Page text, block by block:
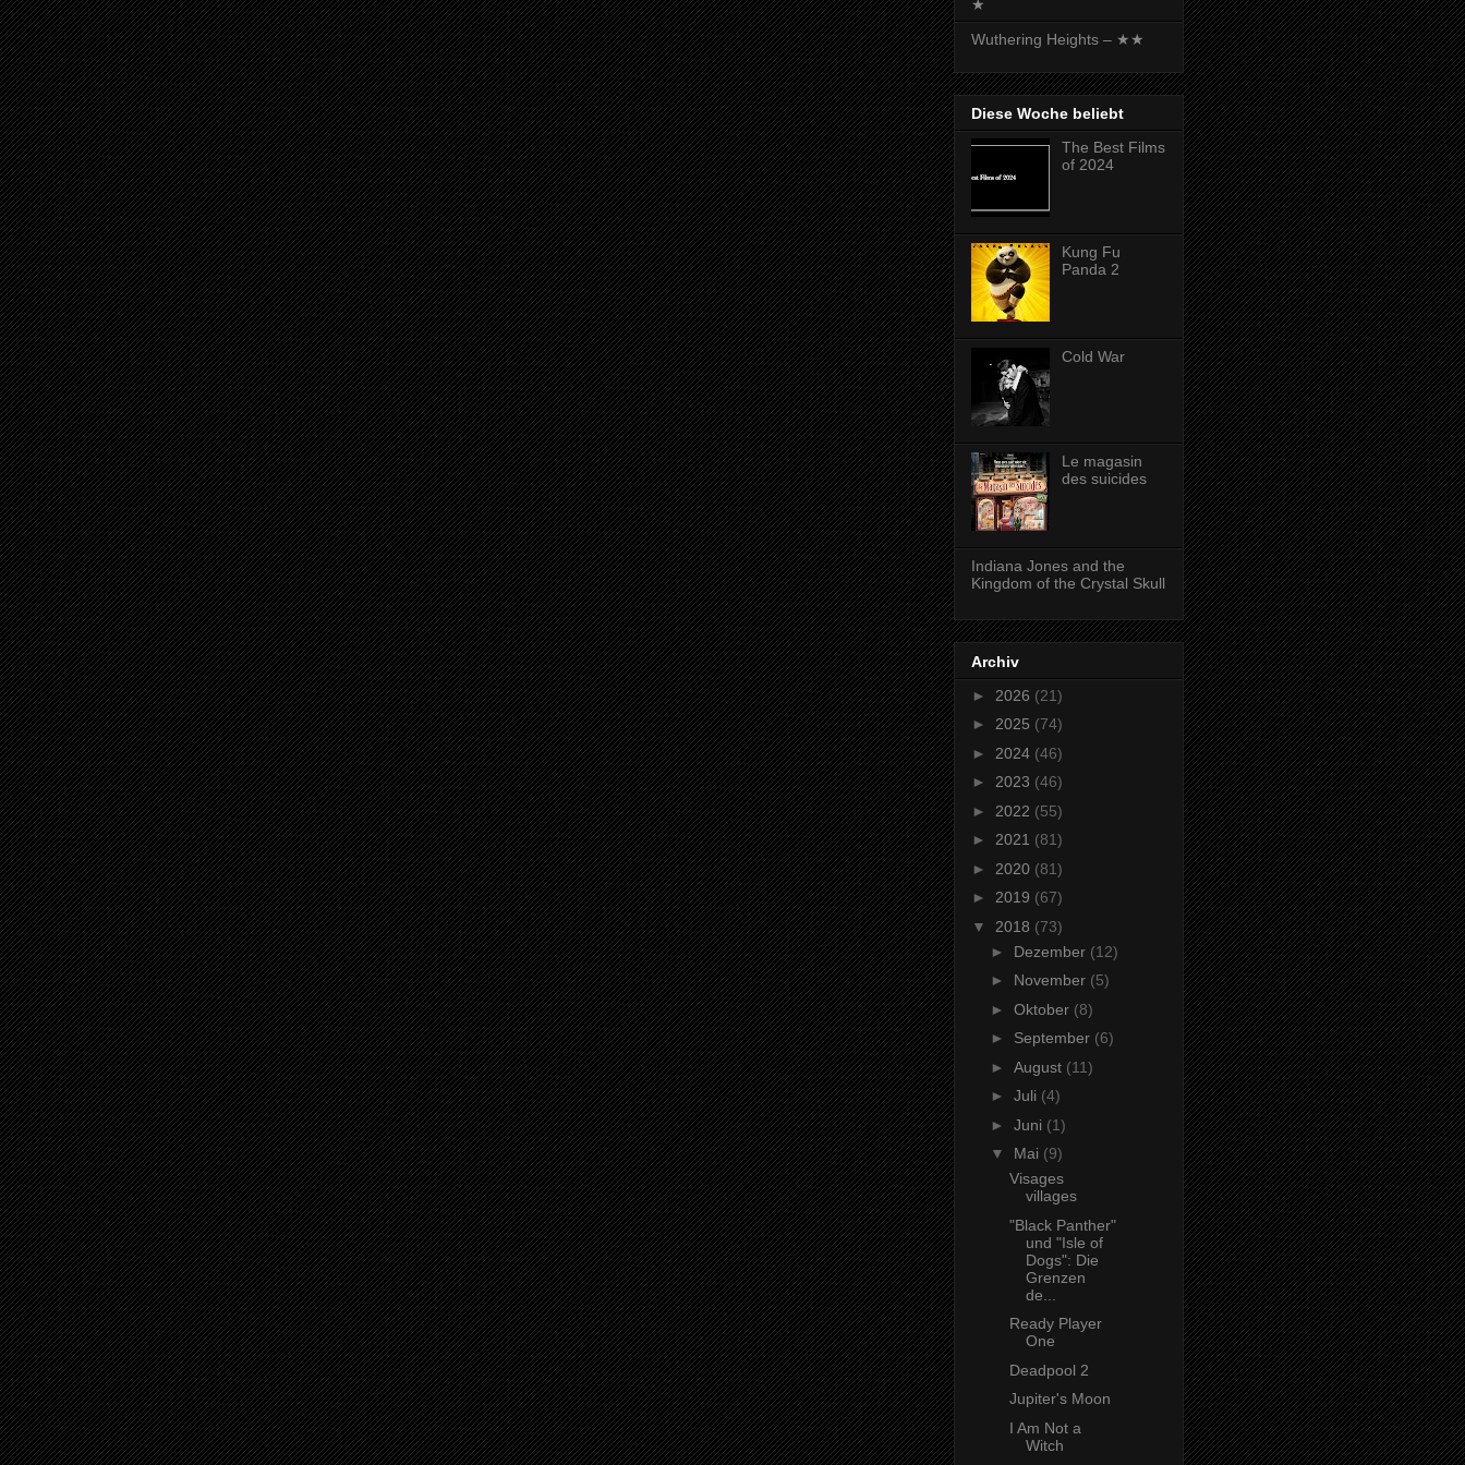
★
Wuthering Heights – ★★
Diese Woche beliebt
The Best Films
of 2024
Kung Fu
Panda 2
Cold War
Le magasin
des suicides
Indiana Jones and the
Kingdom of the Crystal Skull
Archiv
► 2026 (21)
► 2025 (74)
► 2024 (46)
► 2023 (46)
► 2022 (55)
► 2021 (81)
► 2020 (81)
► 2019 (67)
▼ 2018 (73)
► Dezember (12)
► November (5)
► Oktober (8)
► September (6)
► August (11)
► Juli (4)
► Juni (1)
▼ Mai (9)
Visages
villages
"Black Panther"
und "Isle of
Dogs": Die
Grenzen
de...
Ready Player
One
Deadpool 2
Jupiter's Moon
I Am Not a
Witch